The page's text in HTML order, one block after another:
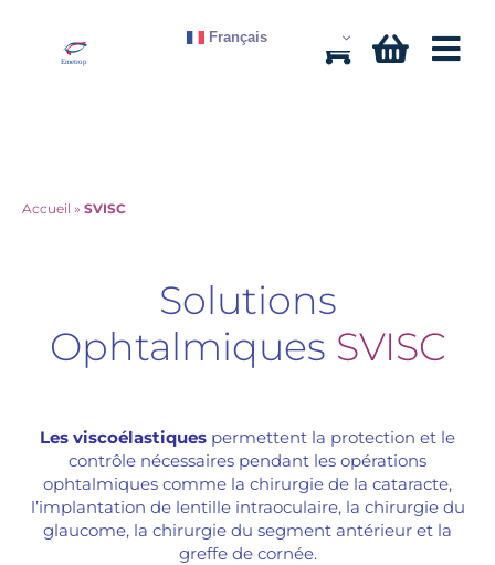
Français
Accueil » SVISC
Solutions
Ophtalmiques SVISC
Les viscoélastiques permettent la protection et le
contrôle nécessaires pendant les opérations
ophtalmiques comme la chirurgie de la cataracte,
l’implantation de lentille intraoculaire, la chirurgie du
glaucome, la chirurgie du segment antérieur et la
greffe de cornée.